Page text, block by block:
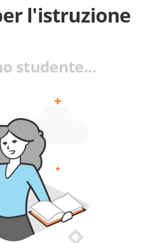
l'istruzione
studente...